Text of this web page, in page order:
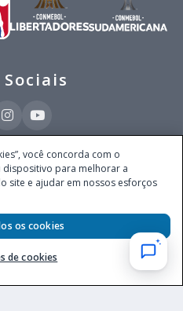
Sociais
LTDA (CNPJ 52.868.380/0001-84), com
nº 4.055, 3º andar, Itaim Bibi, no
CEP 04538-133, Brasil - empresa
da Fazenda, conforme Portaria nº
no DOU em 11.2.2025.
você concorda com o
dispositivo para melhorar a
site e ajudar em nossos esforços
de cookies
os cookies